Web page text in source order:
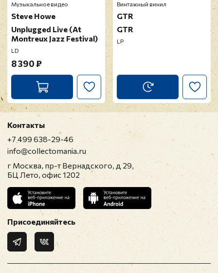
Музыкальное видео
Steve Howe
Unplugged Live (At
Montreux Jazz Festival)
LD
8 390 ₽
Винтажный винил
GTR
GTR
LP
Контакты
+7 499 638-29-46
info@collectomania.ru
г Москва, пр-т Вернадского, д 29,
БЦ Лето, офис 1202
Присоединяйтесь